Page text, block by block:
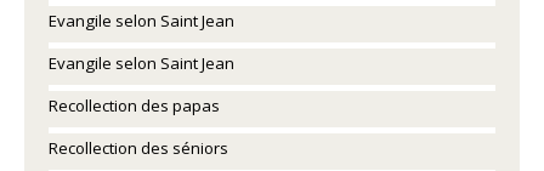
Evangile selon Saint Jean
Evangile selon Saint Jean
Recollection des papas
Recollection des séniors